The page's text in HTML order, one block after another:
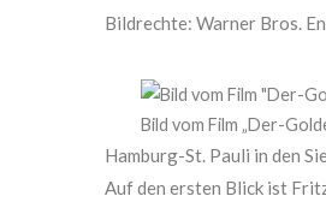
Bildrechte: Warner Bros.
Bild vom Film „Der-
Hamburg-St. Pauli in den
Auf den ersten Blick ist